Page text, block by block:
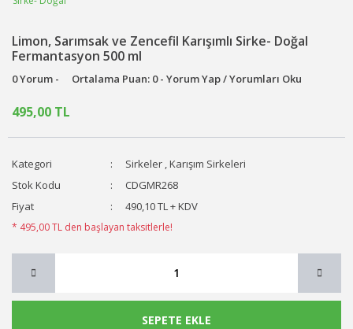
Limon, Sarımsak ve Zencefil Karışımlı Sirke- Doğal
Fermantasyon 500 ml
0 Yorum - Ortalama Puan: 0 - Yorum Yap / Yorumları Oku
495,00 TL
Kategori Sirkeler ,Karışım Sirkeleri
Stok Kodu
CDGMR268
Fiyat
490,10 TL + KDV
* 495,00 TL den başlayan taksitlerle!
SEPETE EKLE